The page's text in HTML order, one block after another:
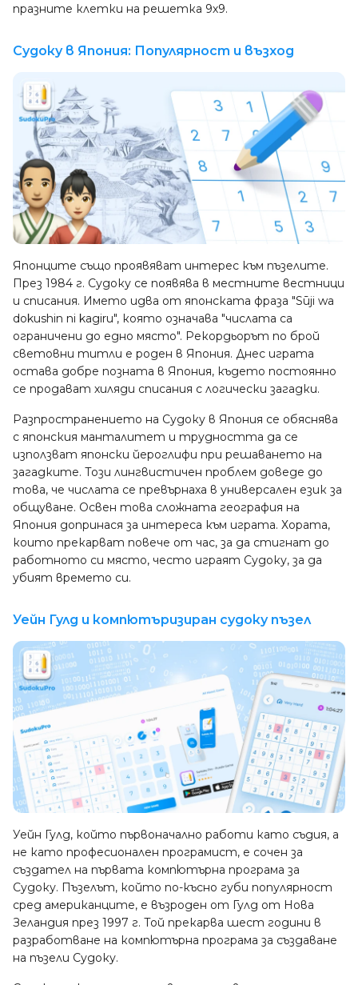
празните клетки на решетка 9х9.
Судоку в Япония: Популярност и възход
Японците също проявяват интерес към пъзелите.
През 1984 г. Судоку се появява в местните вестници
и списания. Името идва от японската фраза "Sūji wa
dokushin ni kagiru", която означава "числата са
ограничени до едно място". Рекордьорът по брой
световни титли е роден в Япония. Днес играта
остава добре позната в Япония, където постоянно
се продават хиляди списания с логически загадки.
Разпространението на Судоку в Япония се обяснява
с японския манталитет и трудността да се
използват японски йероглифи при решаването на
загадките. Този лингвистичен проблем доведе до
това, че числата се превърнаха в универсален език за
общуване. Освен това сложната география на
Япония допринася за интереса към играта. Хората,
които прекарват повече от час, за да стигнат до
работното си място, често играят Судоку, за да
убият времето си.
Уейн Гулд и компютъризиран судоку пъзел
Уейн Гулд, който първоначално работи като съдия, а
не като професионален програмист, е сочен за
създател на първата компютърна програма за
Судоку. Пъзелът, който по-късно губи популярност
сред американците, е възроден от Гулд от Нова
Зеландия през 1997 г. Той прекарва шест години в
разработване на компютърна програма за създаване
на пъзели Судоку.